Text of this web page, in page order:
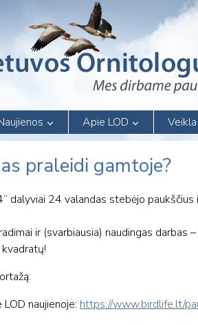
Apie LOD Veikla
praleidi gamtoje?
dalyviai 24 valandas stebėjo
ir (svarbiausia) naudingas darbas
naujienoje: https://www.birdlife.lt/